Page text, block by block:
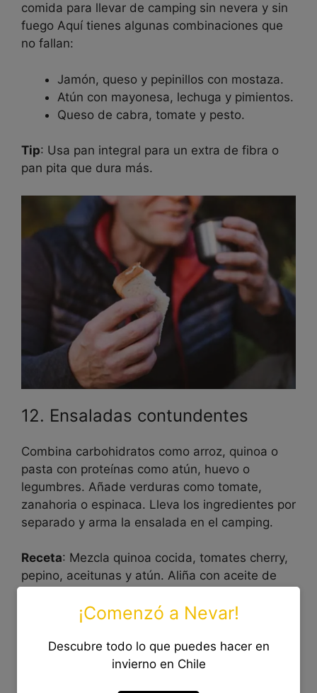
comida para llevar de camping sin nevera y sin
fuego Aquí tienes algunas combinaciones que
no fallan:
Jamón, queso y pepinillos con mostaza.
Atún con mayonesa, lechuga y pimientos.
Queso de cabra, tomate y pesto.
Tip: Usa pan integral para un extra de fibra o
pan pita que dura más.
12. Ensaladas contundentes
Combina carbohidratos como arroz, quinoa o
pasta con proteínas como atún, huevo o
legumbres. Añade verduras como tomate,
zanahoria o espinaca. Lleva los ingredientes por
separado y arma la ensalada en el camping.
Receta: Mezcla quinoa cocida, tomates cherry,
pepino, aceitunas y atún. Aliña con aceite de
tomate
¡Comenzó a Nevar!
Descubre todo lo que puedes hacer en
invierno en Chile